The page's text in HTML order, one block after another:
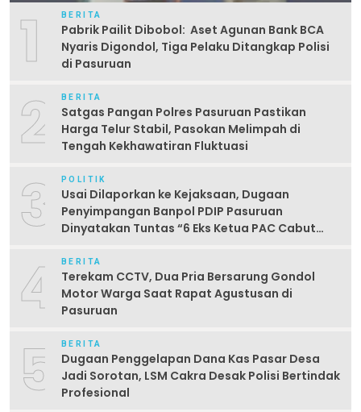
1 BERITA
Pabrik Pailit Dibobol: Aset Agunan Bank BCA
Nyaris Digondol, Tiga Pelaku Ditangkap Polisi
di Pasuruan
2 BERITA
Satgas Pangan Polres Pasuruan Pastikan
Harga Telur Stabil, Pasokan Melimpah di
Tengah Kekhawatiran Fluktuasi
3 POLITIK
Usai Dilaporkan ke Kejaksaan, Dugaan
Penyimpangan Banpol PDIP Pasuruan
Dinyatakan Tuntas “6 Eks Ketua PAC Cabut
4 BERITA
Terekam CCTV, Dua Pria Bersarung Gondol
Motor Warga Saat Rapat Agustusan di
Pasuruan
5 BERITA
Dugaan Penggelapan Dana Kas Pasar Desa
Jadi Sorotan, LSM Cakra Desak Polisi Bertindak
Profesional